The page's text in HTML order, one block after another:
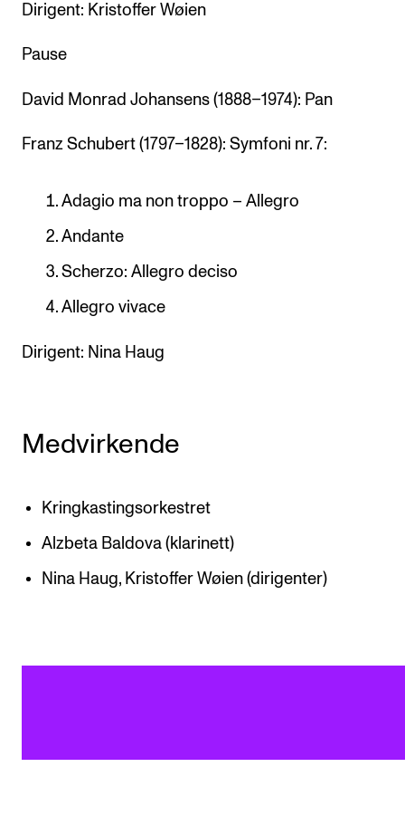
Dirigent: Kristoffer Wøien
Pause
David Monrad Johansens (1888–1974): Pan
Franz Schubert (1797–1828): Symfoni nr. 7:
Adagio ma non troppo – Allegro
Andante
Scherzo: Allegro deciso
Allegro vivace
Dirigent: Nina Haug
Medvirkende
Kringkastingsorkestret
Alzbeta Baldova (klarinett)
Nina Haug, Kristoffer Wøien (dirigenter)